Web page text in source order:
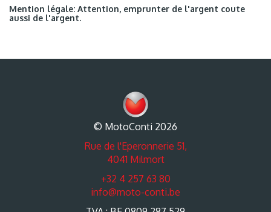
Mention légale: Attention, emprunter de l'argent coute
aussi de l'argent.
© MotoConti 2026
Rue de l'Eperonnerie 51,
4041 Milmort
+32 4 257 63 80
info@moto-conti.be